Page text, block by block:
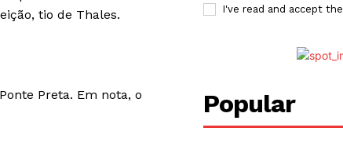
tio de Thales.
Preta. Em nota, o
I've read and accept the
Popular